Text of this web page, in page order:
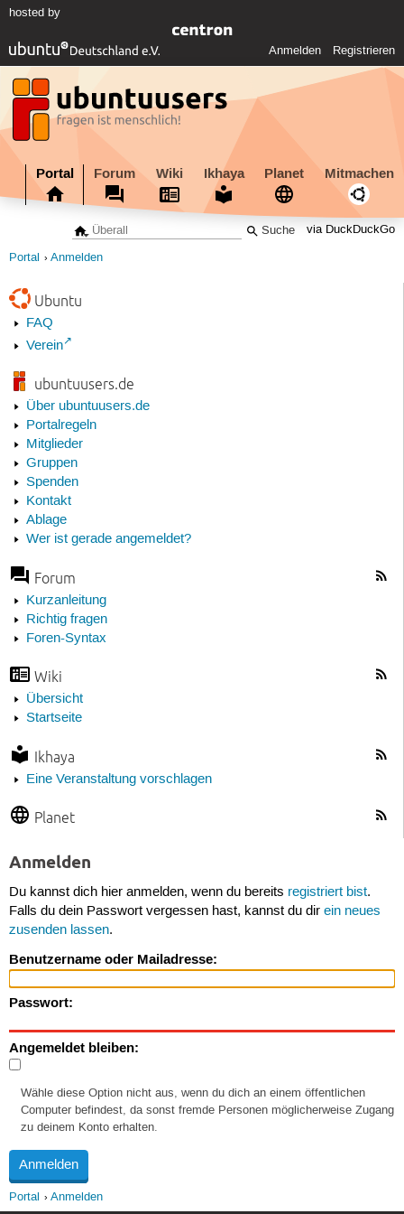
hosted by
Anmelden Registrieren
Portal Forum Wiki Ikhaya Planet Mitmachen
via DuckDuckGo
Portal Anmelden
Ubuntu
FAQ
Verein
ubuntuusers.de
Über ubuntuusers.de
Portalregeln
Mitglieder
Gruppen
Spenden
Kontakt
Ablage
Wer ist gerade angemeldet?
Forum
Kurzanleitung
Richtig fragen
Foren-Syntax
Wiki
Übersicht
Startseite
Ikhaya
Eine Veranstaltung vorschlagen
Planet
Anmelden
Du kannst dich hier anmelden, wenn du bereits registriert bist.
Falls du dein Passwort vergessen hast, kannst du dir ein neues
zusenden lassen.
Benutzername oder Mailadresse:
Passwort:
Angemeldet bleiben:
Wähle diese Option nicht aus, wenn du dich an einem öffentlichen
Computer befindest, da sonst fremde Personen möglicherweise Zugang
zu deinem Konto erhalten.
Portal Anmelden